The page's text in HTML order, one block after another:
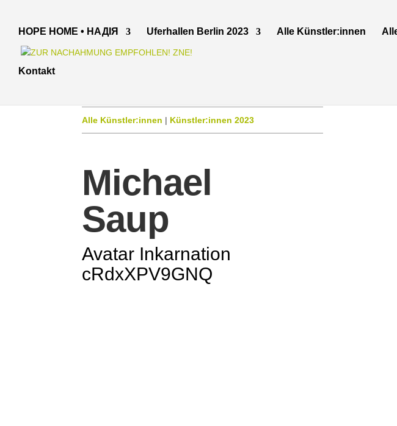
HOPE HOME • НАДІЯ Uferhallen Berlin 2023 Alle Künstler:innen
Kontakt
Alle Künstler:innen | Künstler:innen 2023
Michael
Saup
Avatar Inkarnation
cRdxXPV9GNQ